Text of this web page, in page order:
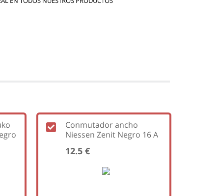
Conmutador ancho
Niessen Zenit Negro 16 A
12.5 €